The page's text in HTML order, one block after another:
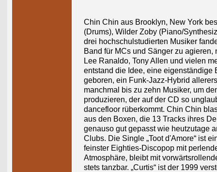
Chin Chin aus Brooklyn, New York
(Drums), Wilder Zoby (Piano/
drei hochschulstudierten Musiker
Band für MCs und Sänger zu
Lee Ranaldo, Tony Allen und vielen
entstand die Idee, eine eigenständige
geboren, ein Funk-Jazz-Hybrid
manchmal bis zu zehn Musiker, um
produzieren, der auf der CD so
dancefloor rüberkommt. Chin Chin
aus den Boxen, die 13 Tracks ihres
genauso gut gepasst wie heutzutage
Clubs. Die Single „Toot d'Amore“ ist
feinster Eighties-Discopop mit
Atmosphäre, bleibt mit
stets tanzbar. „Curtis“ ist der 1999